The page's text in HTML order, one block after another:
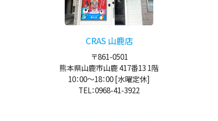
CRAS 山鹿店
〒861-0501
熊本県山鹿市山鹿 417番13 1階
10：00～18：00[水曜定休]
TEL：0968-41-3922